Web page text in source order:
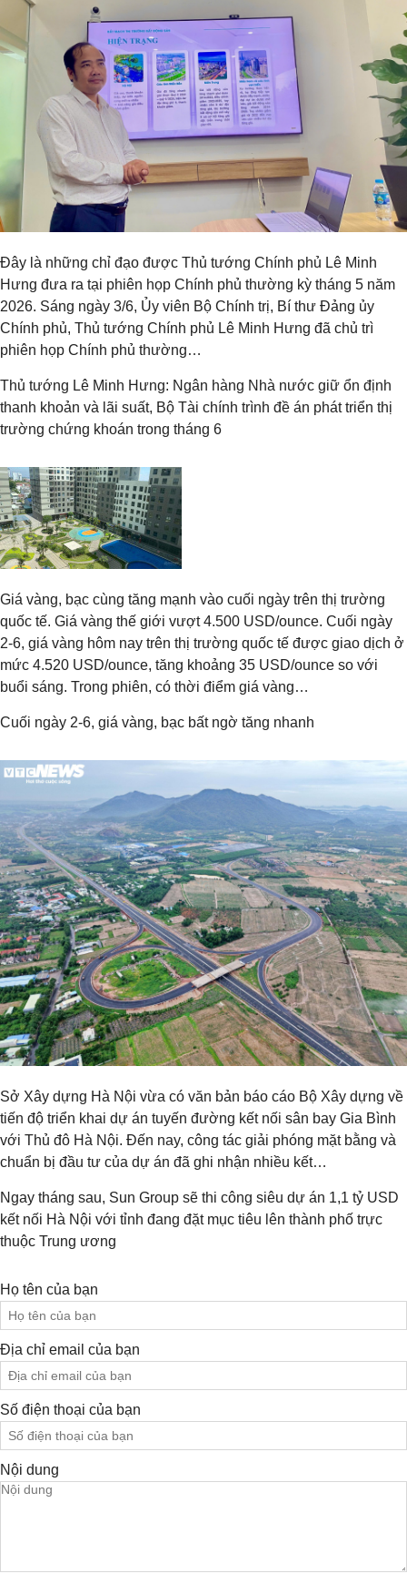
Đây là những chỉ đạo được Thủ tướng Chính phủ Lê Minh
Hưng đưa ra tại phiên họp Chính phủ thường kỳ tháng 5 năm
2026. Sáng ngày 3/6, Ủy viên Bộ Chính trị, Bí thư Đảng ủy
Chính phủ, Thủ tướng Chính phủ Lê Minh Hưng đã chủ trì
phiên họp Chính phủ thường…
Thủ tướng Lê Minh Hưng: Ngân hàng Nhà nước giữ ổn định
thanh khoản và lãi suất, Bộ Tài chính trình đề án phát triển thị
trường chứng khoán trong tháng 6
Giá vàng, bạc cùng tăng mạnh vào cuối ngày trên thị trường
quốc tế. Giá vàng thế giới vượt 4.500 USD/ounce. Cuối ngày
2-6, giá vàng hôm nay trên thị trường quốc tế được giao dịch ở
mức 4.520 USD/ounce, tăng khoảng 35 USD/ounce so với
buổi sáng. Trong phiên, có thời điểm giá vàng…
Cuối ngày 2-6, giá vàng, bạc bất ngờ tăng nhanh
Sở Xây dựng Hà Nội vừa có văn bản báo cáo Bộ Xây dựng về
tiến độ triển khai dự án tuyến đường kết nối sân bay Gia Bình
với Thủ đô Hà Nội. Đến nay, công tác giải phóng mặt bằng và
chuẩn bị đầu tư của dự án đã ghi nhận nhiều kết…
Ngay tháng sau, Sun Group sẽ thi công siêu dự án 1,1 tỷ USD
kết nối Hà Nội với tỉnh đang đặt mục tiêu lên thành phố trực
thuộc Trung ương
Họ tên của bạn
Địa chỉ email của bạn
Số điện thoại của bạn
Nội dung